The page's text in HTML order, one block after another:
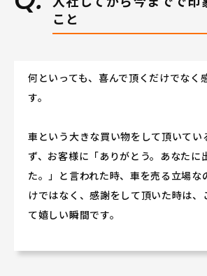
こと
何といっても、喜んで頂くだけでなく
す。
車という大きな買い物をして頂いてい
ず、お客様に「ありがとう。あなたに
た。」と言われた時、車を売る立場な
けではなく、感謝をして頂いた時は、
て嬉しい瞬間です。